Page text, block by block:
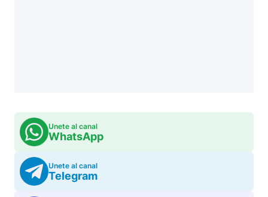
Unete al canal
WhatsApp
Unete al canal
Telegram